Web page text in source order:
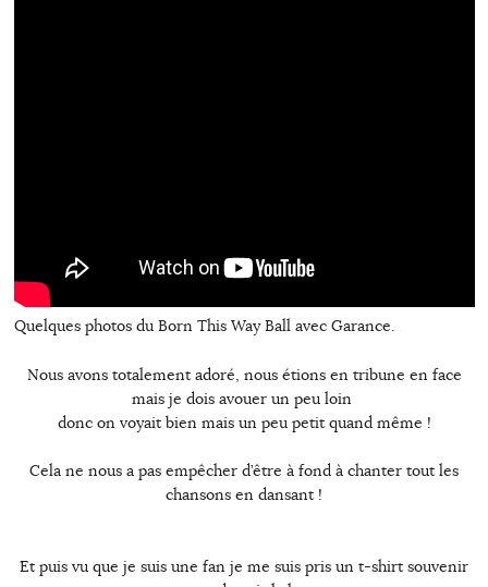
Quelques photos du Born This Way Ball avec Garance.
Nous avons totalement adoré, nous étions en tribune en face
mais je dois avouer un peu loin
donc on voyait bien mais un peu petit quand même !
Cela ne nous a pas empêcher d’être à fond à chanter tout les
chansons en dansant !
Et puis vu que je suis une fan je me suis pris un t-shirt souvenir